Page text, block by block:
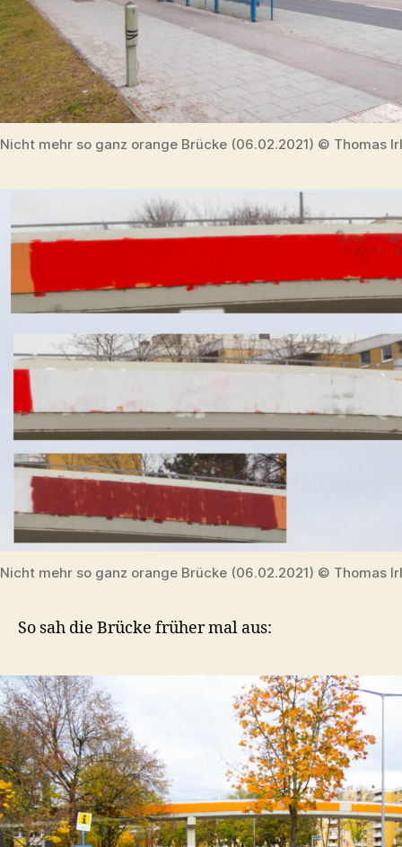
Nicht mehr so ganz orange Brücke (06.02.2021) © Thomas
Nicht mehr so ganz orange Brücke (06.02.2021) © Thomas
So sah die Brücke früher mal aus: